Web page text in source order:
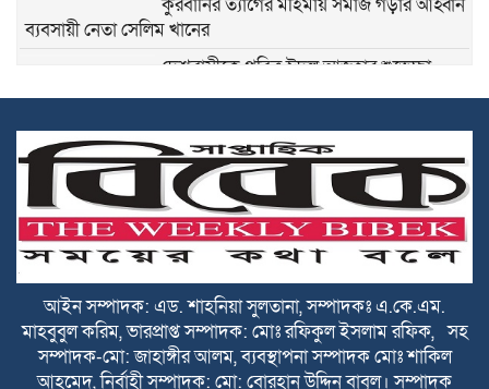
কুরবানির ত্যাগের মহিমায় সমাজ গড়ার আহ্বান
ব্যবসায়ী নেতা সেলিম খানের
দেশবাসীকে পবিত্র ঈদুল আজহার শুভেচ্ছা
জানালেন আবু সাঈদ সরকার
পূবাইলবাসীকে ঈদুল আজহার শুভেচ্ছা
জানালেন বিএনপি নেতা রাশেদ মোল্লা
পূবাইলবাসীকে পবিত্র ঈদুল আজহার শুভেচ্ছা
জানালেন আরিফ হোসেন ভূইয়া
পবিত্র ঈদুল আজহায় পূবাইলবাসীকে আন্তরিক
শুভেচ্ছা জানালেন পূবাইল থানা যুবদলের যুগ্ম
আহ্বায়ক সোহেল খান
আইন সম্পাদক: এড. শাহনিয়া সুলতানা, সম্পাদকঃ এ.কে.এম.
মাহবুবুল করিম, ভারপ্রাপ্ত সম্পাদক: মোঃ রফিকুল ইসলাম রফিক, সহ
সম্পাদক-মো: জাহাঙ্গীর আলম, ব্যবস্থাপনা সম্পাদক মোঃ শাকিল
আহমেদ, নির্বাহী সম্পাদক: মো: বোরহান উদ্দিন বাবুল। সম্পাদক